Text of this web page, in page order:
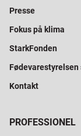
Presse
Fokus på klima
StarkFonden
Kontakt
PROFESSIONEL